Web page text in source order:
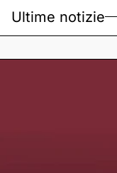
Ultime notizie